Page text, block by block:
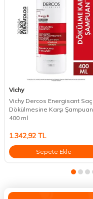
Vichy
Vichy Dercos Energisant Saç
Dökülmesine Karşı Şampuan
400 ml
1.342,92 TL
Sepete Ekle